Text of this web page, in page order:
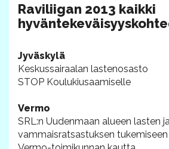
Raviliigan 2013 kaikki
Jyväskylä
Keskussairaalan lastenosasto
STOP Koulukiusaamiselle
Vermo
SRL:n Uudenmaan alueen lasten
vammaisratsastuksen